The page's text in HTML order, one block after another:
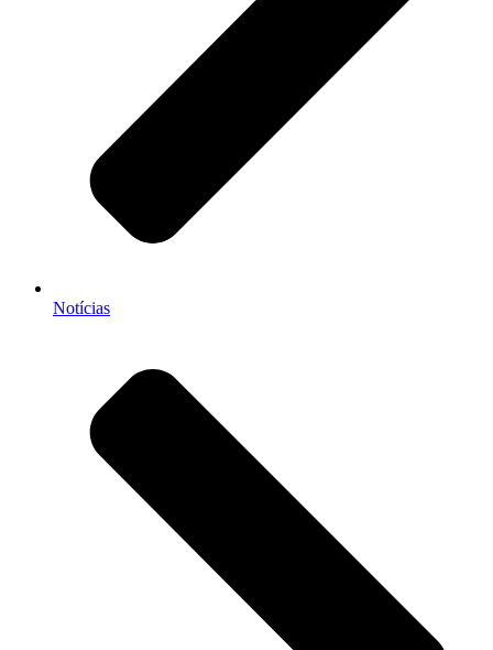
Notícias